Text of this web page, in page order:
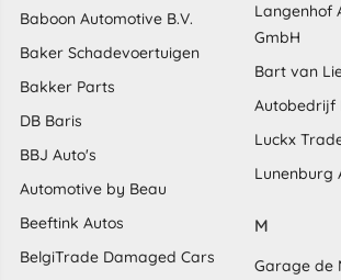
Baboon Automotive B.V.
Baker Schadevoertuigen
Bakker Parts
DB Baris
BBJ Auto's
Automotive by Beau
Beeftink Autos
BelgiTrade Damaged Cars
Langenhof
GmbH
Bart van
Autobedrijf
Luckx
Lunenburg
M
Garage de